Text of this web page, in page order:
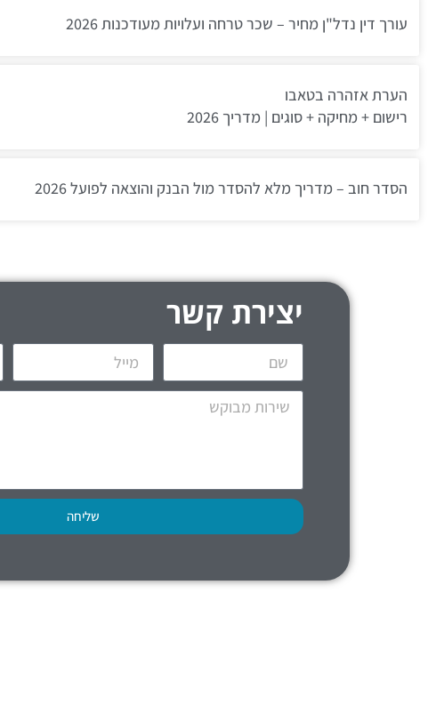
עורך דין נדל"ן מחיר – שכר טרחה ועלויות מעודכנות 2026
הערת אזהרה בטאבו
רישום + מחיקה + סוגים | מדריך 2026
הסדר חוב – מדריך מלא להסדר מול הבנק והוצאה לפועל 2026
יצירת קשר
שליחה